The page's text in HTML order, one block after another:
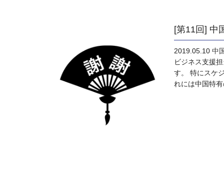
[第11回] 中
2019.05.10 中
ビジネス支援
す。 特にスケ
れには中国特